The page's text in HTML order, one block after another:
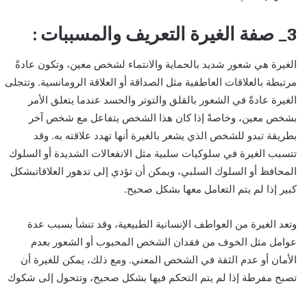
3_ صفة الغيرة التعريف والمسببات :
الغيرة هي شعور شديد بالحماية والانتماء لشخص معين، وتكون عادةً
مرتبطة بالعلاقات العاطفية مثل الصداقة أو العلاقة الرومانسية. وتتجلى
الغيرة عادةً في الشعور بالقلق والتوتر والحسد عندما يتعلق الأمر
بشخص معين، وخاصةً إذا كان هذا الشخص يتفاعل مع شخص آخر
بطريقة تبدو للشخص الذي يشعر بالغيرة أنها تهدد علاقته به. وقد
تتسبب الغيرة في سلوكيات سلبية مثل الانفعالات الشديدة أو السلوك
المحافظ أو السلوك السلبي، ويمكن أن تؤدي إلى تدهور العلاقاتبشكل
كبير إذا لم يتم التعامل معها بشكل صحيح.
وتعد الغيرة من العواطف الإنسانية الطبيعية، وقد تنشأ بسبب عدة
عوامل مثل الخوف من فقدان الشخص المحبوب أو الشعور بعدم
الأمان أو عدم الثقة في الشخص المعني. ومع ذلك، يمكن للغيرة أن
تصبح مفرطة إذا لم يتم التحكم فيها بشكل صحيح، وتتحول إلى شكوك